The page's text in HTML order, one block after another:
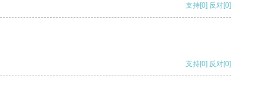
支持[0] 反对[0]
支持[0] 反对[0]